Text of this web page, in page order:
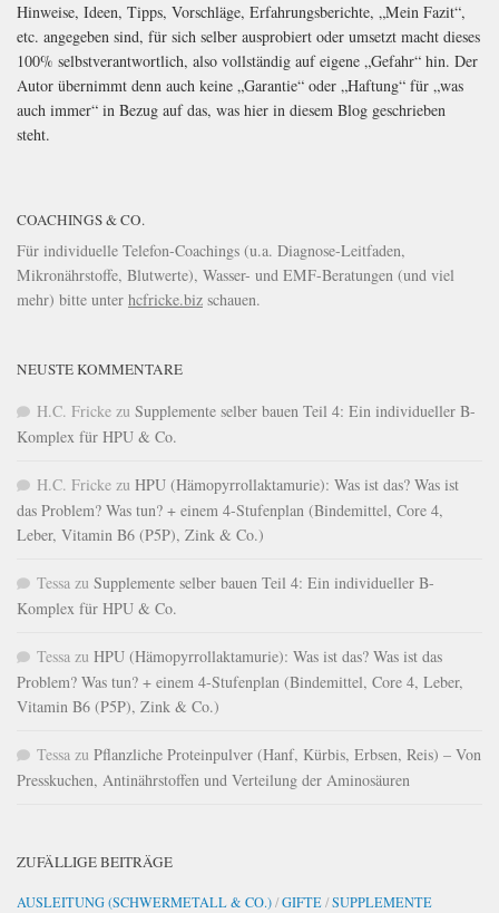
Hinweise, Ideen, Tipps, Vorschläge, Erfahrungsberichte, „Mein Fazit“,
etc. angegeben sind, für sich selber ausprobiert oder umsetzt macht dieses
100% selbstverantwortlich, also vollständig auf eigene „Gefahr“ hin. Der
Autor übernimmt denn auch keine „Garantie“ oder „Haftung“ für „was
auch immer“ in Bezug auf das, was hier in diesem Blog geschrieben
steht.
COACHINGS & CO.
Für individuelle Telefon-Coachings (u.a. Diagnose-Leitfaden,
Mikronährstoffe, Blutwerte), Wasser- und EMF-Beratungen (und viel
mehr) bitte unter hcfricke.biz schauen.
NEUSTE KOMMENTARE
H.C. Fricke zu Supplemente selber bauen Teil 4: Ein individueller B-
Komplex für HPU & Co.
H.C. Fricke zu HPU (Hämopyrrollaktamurie): Was ist das? Was ist
das Problem? Was tun? + einem 4-Stufenplan (Bindemittel, Core 4,
Leber, Vitamin B6 (P5P), Zink & Co.)
Tessa zu Supplemente selber bauen Teil 4: Ein individueller B-
Komplex für HPU & Co.
Tessa zu HPU (Hämopyrrollaktamurie): Was ist das? Was ist das
Problem? Was tun? + einem 4-Stufenplan (Bindemittel, Core 4, Leber,
Vitamin B6 (P5P), Zink & Co.)
Tessa zu Pflanzliche Proteinpulver (Hanf, Kürbis, Erbsen, Reis) – Von
Presskuchen, Antinährstoffen und Verteilung der Aminosäuren
ZUFÄLLIGE BEITRÄGE
AUSLEITUNG (SCHWERMETALL & CO.)/GIFTE/SUPPLEMENTE